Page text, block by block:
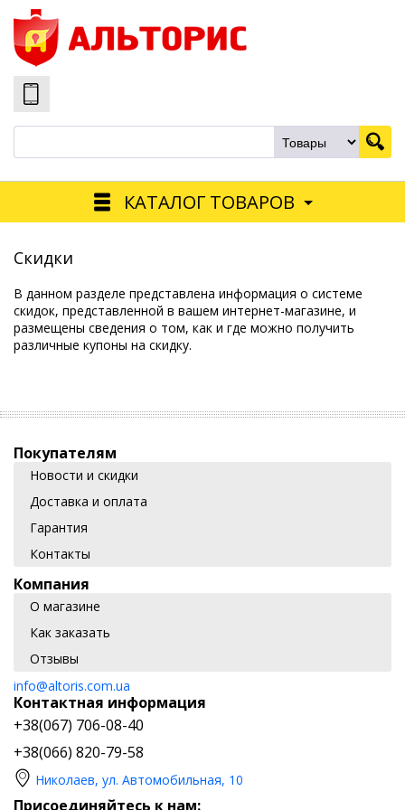
КАТАЛОГ ТОВАРОВ
Скидки
В данном разделе представлена информация о системе
скидок, представленной в вашем интернет-магазине, и
размещены сведения о том, как и где можно получить
различные купоны на скидку.
Покупателям
Новости и скидки
Доставка и оплата
Гарантия
Контакты
Компания
О магазине
Как заказать
Отзывы
info@altoris.com.ua
Контактная информация
+38(067) 706-08-40
+38(066) 820-79-58
Николаев, ул. Автомобильная, 10
Присоединяйтесь к нам: